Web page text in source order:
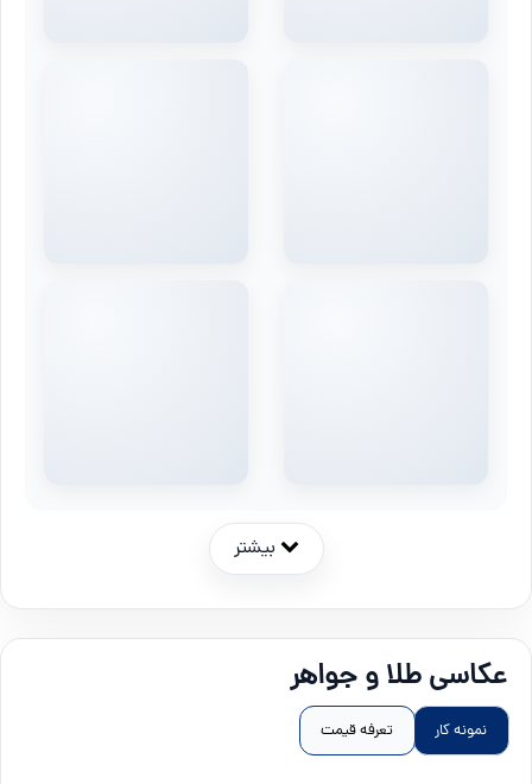
بیشتر
عکاسی طلا و جواهر
نمونه کار تعرفه قیمت